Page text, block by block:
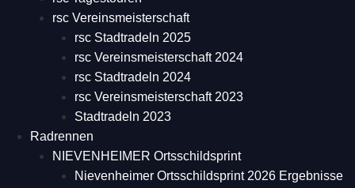
rsc Vereinsmeisterschaft
rsc Stadtradeln 2025
rsc Vereinsmeisterschaft 2024
rsc Stadtradeln 2024
rsc Vereinsmeisterschaft 2023
Stadtradeln 2023
Radrennen
NIEVENHEIMER Ortsschildsprint
Nievenheimer Ortsschildsprint 2026 Ergebnisse